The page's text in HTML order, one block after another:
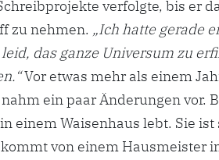
verfolgte, bis er
zu nehmen. „Ich hatte gerade
das ganze Universum zu
Vor etwas mehr als einem
ein paar Änderungen vor.
einem Waisenhaus lebt. Sie
von einem Hausmeister